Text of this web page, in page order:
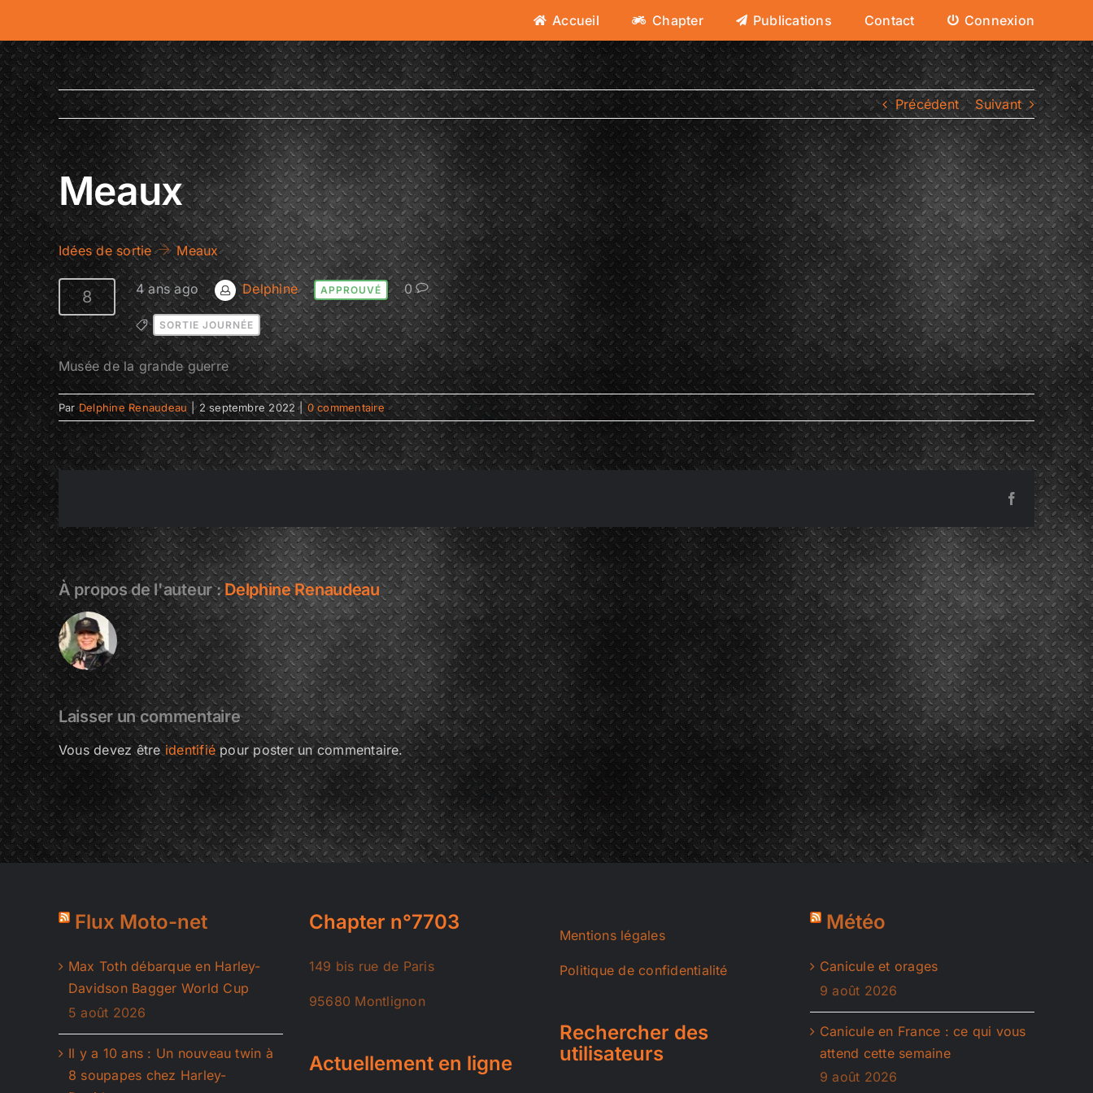
contenu
Accueil Chapter Publications Contact Connexion
Précédent Suivant
Meaux
Idées de sortie Meaux
8 4 ans ago Delphine APPROUVÉ 0
SORTIE JOURNÉE
Musée de la grande guerre
Par Delphine Renaudeau | 2 septembre 2022 | 0 commentaire
Facebook
À propos de l'auteur :Delphine Renaudeau
Laisser un commentaire
Vous devez être identifié pour poster un commentaire.
Flux Moto-net
Max Toth débarque en Harley-
Davidson Bagger World Cup
5 août 2026
Il y a 10 ans : Un nouveau twin à
8 soupapes chez Harley-
Chapter n°7703
149 bis rue de Paris
95680 Montlignon
Actuellement en ligne
Mentions légales
Politique de confidentialité
Rechercher des
utilisateurs
Météo
Canicule et orages
9 août 2026
Canicule en France : ce qui vous
attend cette semaine
9 août 2026